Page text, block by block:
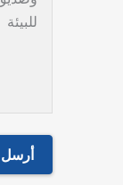
للبيئة
أرسل